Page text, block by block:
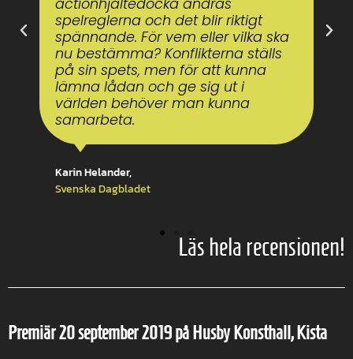
Läs hela recensionen!
Premiär 20 september 2019 på Husby Konsthall, Kista